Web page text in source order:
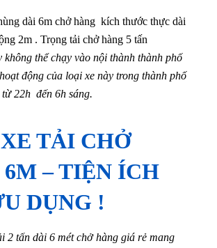
dài 6m chở hàng kích thước thực dài
2m . Trọng tải chở hàng 5 tấn
không thể chạy vào nội thành thành phố
động của loại xe này trong thành phố
22h đến 6h sáng.
TẢI CHỞ
– TIỆN ÍCH
DỤNG !
2 tấn dài 6 mét chở hàng giá rẻ mang